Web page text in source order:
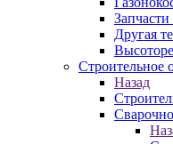
Другая
Строительное
Назад